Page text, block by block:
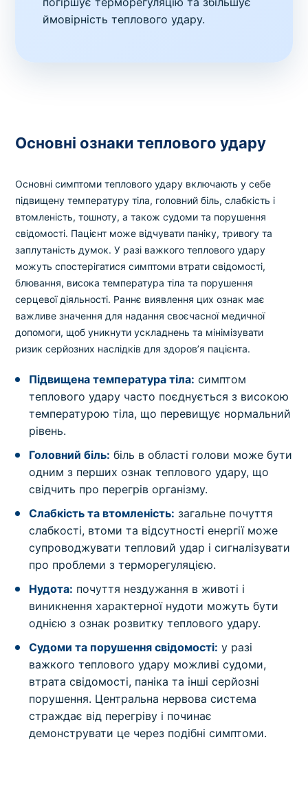
ймовірність теплового удару.
Основні ознаки теплового удару
Основні симптоми теплового удару включають у себе
підвищену температуру тіла, головний біль, слабкість і
втомленість, тошноту, а також судоми та порушення
свідомості. Пацієнт може відчувати паніку, тривогу та
заплутаність думок. У разі важкого теплового удару
можуть спостерігатися симптоми втрати свідомості,
блювання, висока температура тіла та порушення
серцевої діяльності. Раннє виявлення цих ознак має
важливе значення для надання своєчасної медичної
допомоги, щоб уникнути ускладнень та мінімізувати
ризик серйозних наслідків для здоров’я пацієнта.
Підвищена температура тіла: симптом
теплового удару часто поєднується з високою
температурою тіла, що перевищує нормальний
рівень.
Головний біль: біль в області голови може бути
одним з перших ознак теплового удару, що
свідчить про перегрів організму.
Слабкість та втомленість: загальне почуття
слабкості, втоми та відсутності енергії може
супроводжувати тепловий удар і сигналізувати
про проблеми з терморегуляцією.
Нудота: почуття нездужання в животі і
виникнення характерної нудоти можуть бути
однією з ознак розвитку теплового удару.
Судоми та порушення свідомості: у разі
важкого теплового удару можливі судоми,
втрата свідомості, паніка та інші серйозні
порушення. Центральна нервова система
страждає від перегріву і починає
демонструвати це через подібні симптоми.